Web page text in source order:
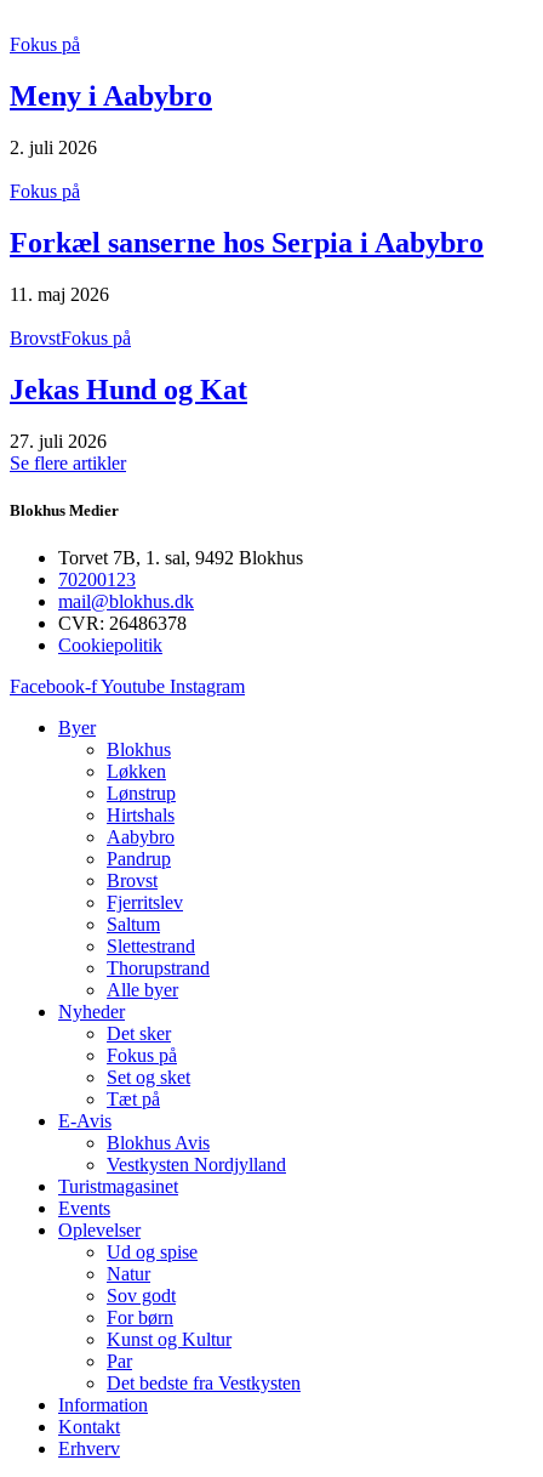
Fokus på
Meny i Aabybro
2. juli 2026
Fokus på
Forkæl sanserne hos Serpia i Aabybro
11. maj 2026
BrovstFokus på
Jekas Hund og Kat
27. juli 2026
Se flere artikler
Blokhus Medier
Torvet 7B, 1. sal, 9492 Blokhus
70200123
mail@blokhus.dk
CVR: 26486378
Cookiepolitik
Facebook-fYoutube Instagram
Byer
Blokhus
Løkken
Lønstrup
Hirtshals
Aabybro
Pandrup
Brovst
Fjerritslev
Saltum
Slettestrand
Thorupstrand
Alle byer
Nyheder
Det sker
Fokus på
Set og sket
Tæt på
E-Avis
Blokhus Avis
Vestkysten Nordjylland
Turistmagasinet
Events
Oplevelser
Ud og spise
Natur
Sov godt
For børn
Kunst og Kultur
Par
Det bedste fra Vestkysten
Information
Kontakt
Erhverv